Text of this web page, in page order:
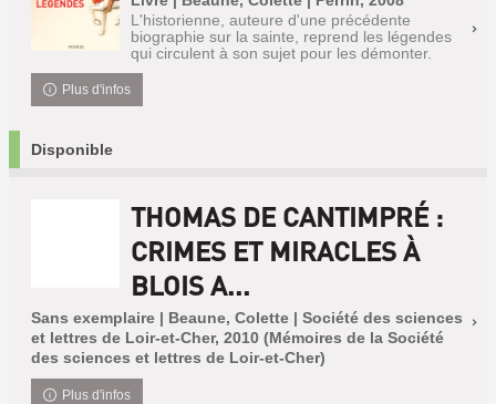
L'historienne, auteure d'une précédente
biographie sur la sainte, reprend les légendes
qui circulent à son sujet pour les démonter.
Plus d'infos
Disponible
THOMAS DE CANTIMPRÉ :
CRIMES ET MIRACLES À
BLOIS A...
Sans exemplaire | Beaune, Colette | Société des sciences
et lettres de Loir-et-Cher, 2010 (Mémoires de la Société
des sciences et lettres de Loir-et-Cher)
Plus d'infos